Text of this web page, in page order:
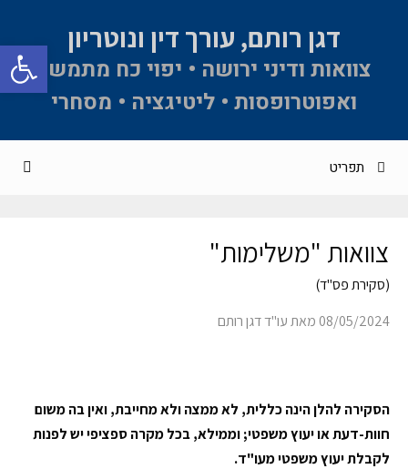
פתח דגן רותם, עורך דין ונוטריון
צוואות ודיני ירושה • יפוי כח מתמשך
ואפוטרופסות • ליטיגציה • מסחרי
תפריט
צוואות "משלימות"
(סקירת פס"ד)
08/05/2024 מאתעו"ד דגן רותם
הסקירה להלן הינה כללית, לא ממצה ולא מחייבת, ואין בה משום
חוות-דעת או יעוץ משפטי; וממילא, בכל מקרה ספציפי יש לפנות
לקבלת יעוץ משפטי מעו"ד.